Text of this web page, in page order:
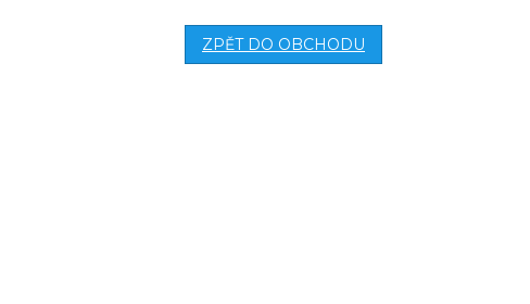
ZPĚT DO OBCHODU